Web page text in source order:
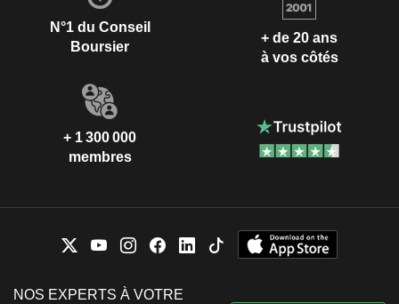
N°1 du Conseil
Boursier
+ de 20 ans
à vos côtés
+ 1 300 000
membres
NOS EXPERTS À VOTRE